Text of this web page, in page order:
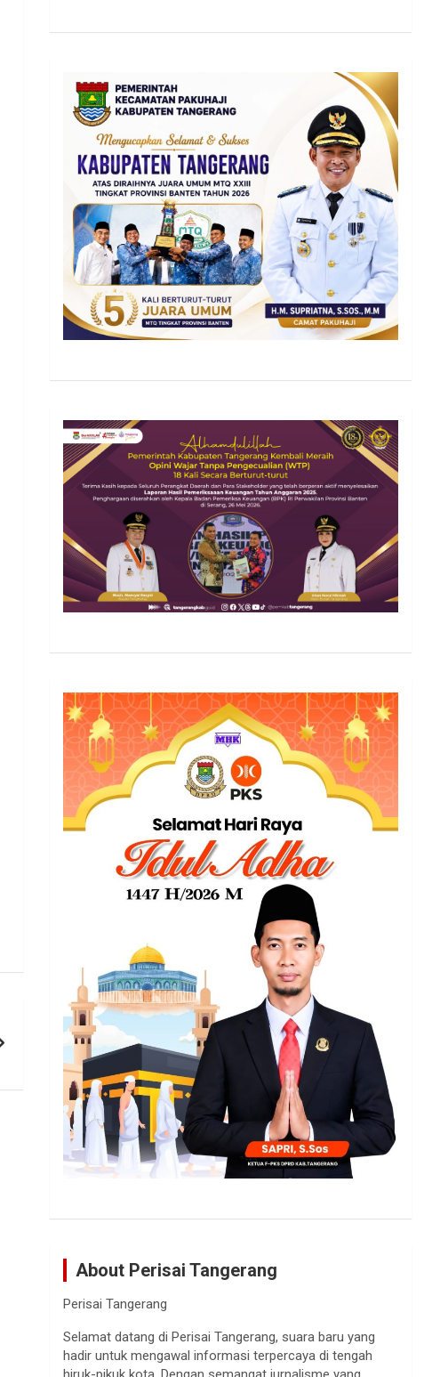
About Perisai Tangerang
Perisai Tangerang
Selamat datang di Perisai Tangerang, suara baru yang
hadir untuk mengawal informasi terpercaya di tengah